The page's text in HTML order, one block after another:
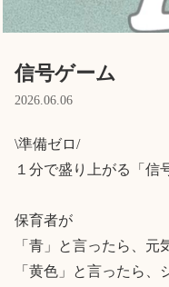
ホー
信号ゲーム
2026.06.06
\準備ゼロ/
１分で盛り上がる「信
保育者が
「青」と言ったら、元
「黄色」と言ったら、